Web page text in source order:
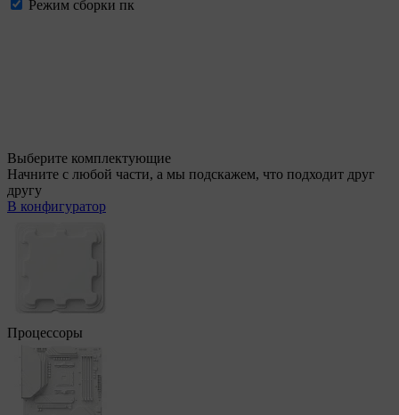
Режим сборки пк
Выберите комплектующие
Начните с любой части, а мы подскажем, что подходит друг
другу
В конфигуратор
Процессоры